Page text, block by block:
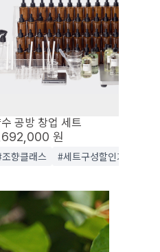
공방 창업 세트
원
향클래스 #세트구성할인가